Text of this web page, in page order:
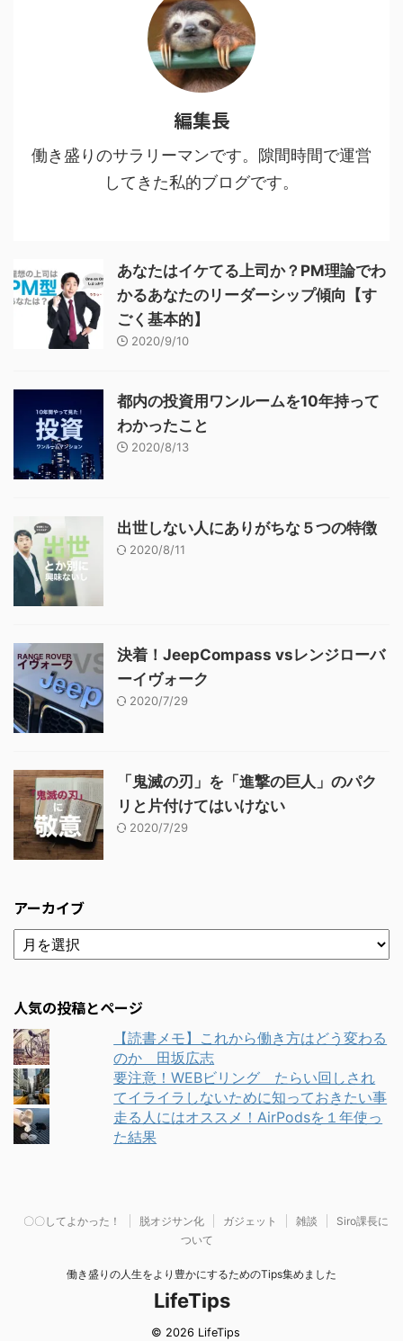
編集長
働き盛りのサラリーマンです。隙間時間で運営
してきた私的ブログです。
あなたはイケてる上司か？PM理論でわ
かるあなたのリーダーシップ傾向【す
ごく基本的】
2020/9/10
都内の投資用ワンルームを10年持って
わかったこと
2020/8/13
出世しない人にありがちな５つの特徴
2020/8/11
決着！JeepCompass vsレンジローバ
ーイヴォーク
2020/7/29
「鬼滅の刃」を「進撃の巨人」のパク
リと片付けてはいけない
2020/7/29
アーカイブ
人気の投稿とページ
【読書メモ】これから働き方はどう変わる
のか 田坂広志
要注意！WEBビリング たらい回しされ
てイライラしないために知っておきたい事
走る人にはオススメ！AirPodsを１年使っ
た結果
〇〇してよかった！ 脱オジサン化 ガジェット 雑談
Siro課長に
ついて
働き盛りの人生をより豊かにするためのTips集めました
LifeTips
© 2026 LifeTips